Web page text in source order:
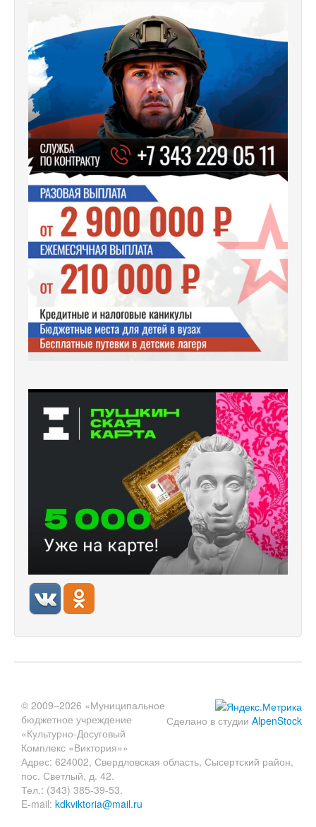
Сделано в студии AlpenStock
© 2009–2026 «Муниципальное
бюджетное учреждение
«Культурно-Досуговый
Комплекс «Виктория»»
Адрес: 624002, Свердловская область, Сысертский район,
пос. Светлый, д. 42.
Тел.: (343) 385-39-53.
E-mail: kdkviktoria@mail.ru